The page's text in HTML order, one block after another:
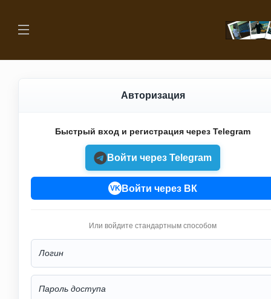
Авторизация
Быстрый вход и регистрация через Telegram
Войти через Telegram
VK Войти через ВК
Или войдите стандартным способом